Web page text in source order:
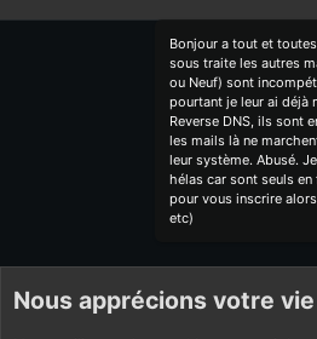
Bonjour a tout et
sous traite les autres
ou Neuf) sont
pourtant je leur ai déjà
Reverse DNS, ils sont
les mails là ne
leur système. Abusé.
hélas car sont seuls en
pour vous inscrire
etc)
Nous apprécions votre